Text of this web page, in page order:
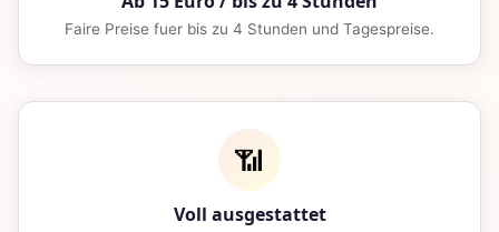
Faire Preise fuer bis zu 4 Stunden und Tagespreise.
📶
Voll ausgestattet